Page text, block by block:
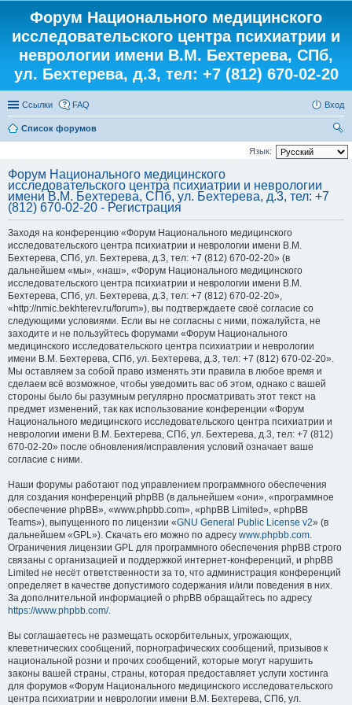
Форум Национального медицинского
исследовательского центра психиатрии и
неврологии имени В.М. Бехтерева, СПб,
ул. Бехтерева, д.3, тел: +7 (812) 670-02-20
Ссылки FAQ Вход
Список форумов
ои
Язык:
Форум Национального медицинского
исследовательского центра психиатрии и неврологии
имени В.М. Бехтерева, СПб, ул. Бехтерева, д.3, тел: +7
(812) 670-02-20 - Регистрация
Заходя на конференцию «Форум Национального медицинского
исследовательского центра психиатрии и неврологии имени В.М.
Бехтерева, СПб, ул. Бехтерева, д.3, тел: +7 (812) 670-02-20» (в
дальнейшем «мы», «наш», «Форум Национального медицинского
исследовательского центра психиатрии и неврологии имени В.М.
Бехтерева, СПб, ул. Бехтерева, д.3, тел: +7 (812) 670-02-20»,
«http://nmic.bekhterev.ru/forum»), вы подтверждаете своё согласие со
следующими условиями. Если вы не согласны с ними, пожалуйста, не
заходите и не пользуйтесь форумами «Форум Национального
медицинского исследовательского центра психиатрии и неврологии
имени В.М. Бехтерева, СПб, ул. Бехтерева, д.3, тел: +7 (812) 670-02-20».
Мы оставляем за собой право изменять эти правила в любое время и
сделаем всё возможное, чтобы уведомить вас об этом, однако с вашей
стороны было бы разумным регулярно просматривать этот текст на
предмет изменений, так как использование конференции «Форум
Национального медицинского исследовательского центра психиатрии и
неврологии имени В.М. Бехтерева, СПб, ул. Бехтерева, д.3, тел: +7 (812)
670-02-20» после обновления/исправления условий означает ваше
согласие с ними.
Наши форумы работают под управлением программного обеспечения
для создания конференций phpBB (в дальнейшем «они», «программное
обеспечение phpBB», «www.phpbb.com», «phpBB Limited», «phpBB
Teams»), выпущенного по лицензии «GNU General Public License v2» (в
дальнейшем «GPL»). Скачать его можно по адресу www.phpbb.com.
Ограничения лицензии GPL для программного обеспечения phpBB строго
связаны с организацией и поддержкой интернет-конференций, и phpBB
Limited не несёт ответственности за то, что администрация конференций
определяет в качестве допустимого содержания и/или поведения в них.
За дополнительной информацией о phpBB обращайтесь по адресу
https://www.phpbb.com/.
Вы соглашаетесь не размещать оскорбительных, угрожающих,
клеветнических сообщений, порнографических сообщений, призывов к
национальной розни и прочих сообщений, которые могут нарушить
законы вашей страны, страны, которая предоставляет услуги хостинга
для форумов «Форум Национального медицинского исследовательского
центра психиатрии и неврологии имени В.М. Бехтерева, СПб, ул.